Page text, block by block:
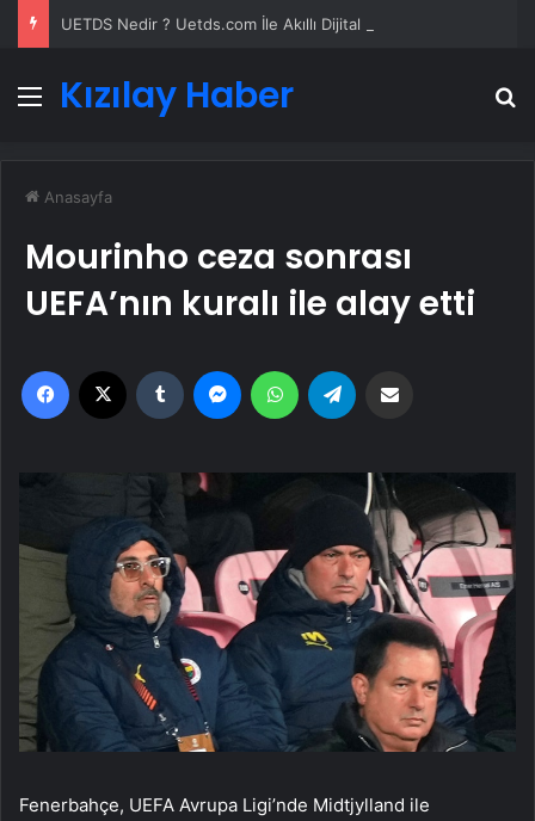
Menü
Kızılay Haber
Anasayfa
Mourinho ceza sonrası
UEFA’nın kuralı ile alay etti
Facebook Tumblr MessengerWhatsApp
Fenerbahçe, UEFA Avrupa Ligi’nde Midtjylland ile